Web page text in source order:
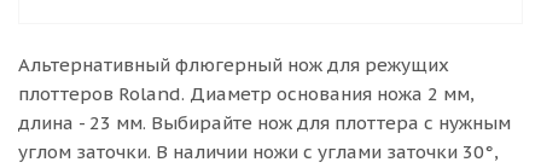
Альтернативный флюгерный нож для режущих
плоттеров Roland. Диаметр основания ножа 2 мм,
длина - 23 мм. Выбирайте нож для плоттера с нужным
углом заточки. В наличии ножи с углами заточки 30°,